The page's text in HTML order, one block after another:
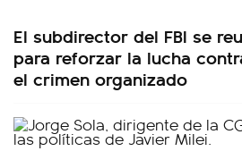
El subdirector del FBI se
para reforzar la lucha
el crimen organizado